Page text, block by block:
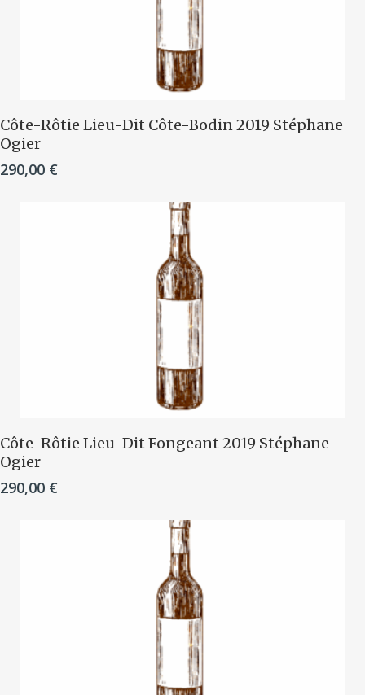
Ajouter Au Panier
Côte-Rôtie Lieu-Dit Côte-Bodin 2019 Stéphane
Ogier
290,00 €
Ajouter Au Panier
Côte-Rôtie Lieu-Dit Fongeant 2019 Stéphane
Ogier
290,00 €